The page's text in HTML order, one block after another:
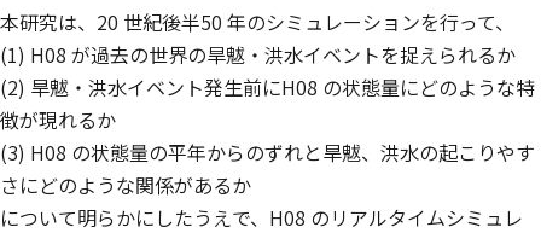
本研究は、20 世紀後半50 年のシミュレーションを行って、
(1) H08 が過去の世界の旱魃・洪水イベントを捉えられるか
(2) 旱魃・洪水イベント発生前にH08 の状態量にどのような特
徴が現れるか
(3) H08 の状態量の平年からのずれと旱魃、洪水の起こりやす
さにどのような関係があるか
について明らかにしたうえで、H08 のリアルタイムシミュレ